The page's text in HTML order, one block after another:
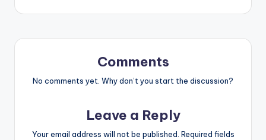
Comments
No comments yet. Why don’t you start the discussion?
Leave a Reply
Your email address will not be published. Required fields